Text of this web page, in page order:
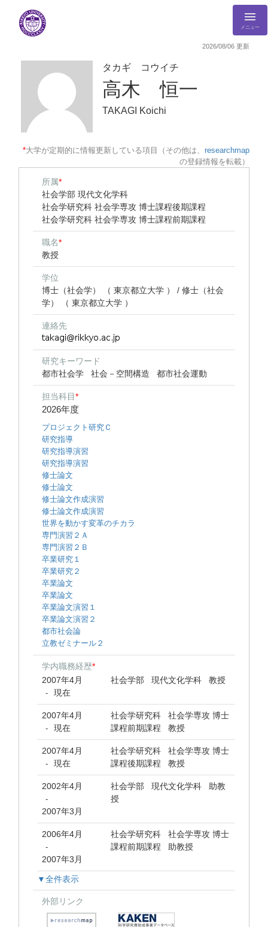
メニュー
2026/08/06 更新
タカギ コウイチ
高木 恒一
TAKAGI Koichi
*大学が定期的に情報更新している項目（その他は、 researchmap
の登録情報を転載）
所属*
社会学部 現代文化学科
社会学研究科 社会学専攻 博士課程後期課程
社会学研究科 社会学専攻 博士課程前期課程
職名*
教授
学位
博士（社会学） （ 東京都立大学 ） / 修士（社会
学） （ 東京都立大学 ）
連絡先
研究キーワード
都市社会学
社会－空間構造 都市社会運動
担当科目*
2026年度
プロジェクト研究Ｃ
研究指導
研究指導演習
研究指導演習
修士論文
修士論文
修士論文作成演習
修士論文作成演習
世界を動かす変革のチカラ
専門演習２Ａ
専門演習２Ｂ
卒業研究１
卒業研究２
卒業論文
卒業論文
卒業論文演習１
卒業論文演習２
都市社会論
立教ゼミナール２
学内職務経歴*
2007年4月
- 現在
社会学部 現代文化学科 教授
2007年4月
- 現在
社会学研究科 社会学専攻 博士
課程前期課程 教授
2007年4月
- 現在
社会学研究科 社会学専攻 博士
課程後期課程 教授
2002年4月
-
2007年3月
社会学部 現代文化学科 助教
授
2006年4月
-
2007年3月
社会学研究科 社会学専攻 博士
課程前期課程 助教授
▼全件表示
外部リンク